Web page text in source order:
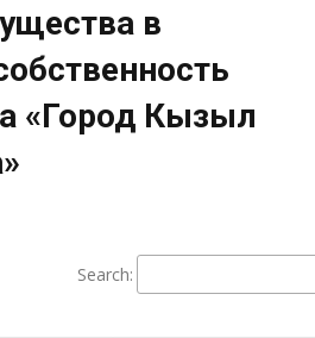
в
«Город Кызыл
Search: